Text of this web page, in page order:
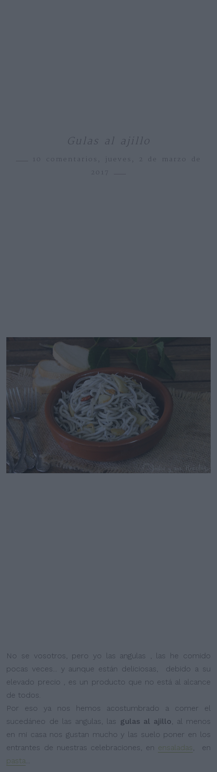
Gulas al ajillo
10 comentarios, jueves, 2 de marzo de
2017
No se vosotros, pero yo las angulas , las he comido
pocas veces... y aunque están deliciosas, debido a su
elevado precio , es un producto que no está al alcance
de todos.
Por eso ya nos hemos acostumbrado a comer el
sucedáneo de las angulas, las gulas al ajillo, al menos
en mi casa nos gustan mucho y las suelo poner en los
entrantes de nuestras celebraciones, en ensaladas, en
pasta...